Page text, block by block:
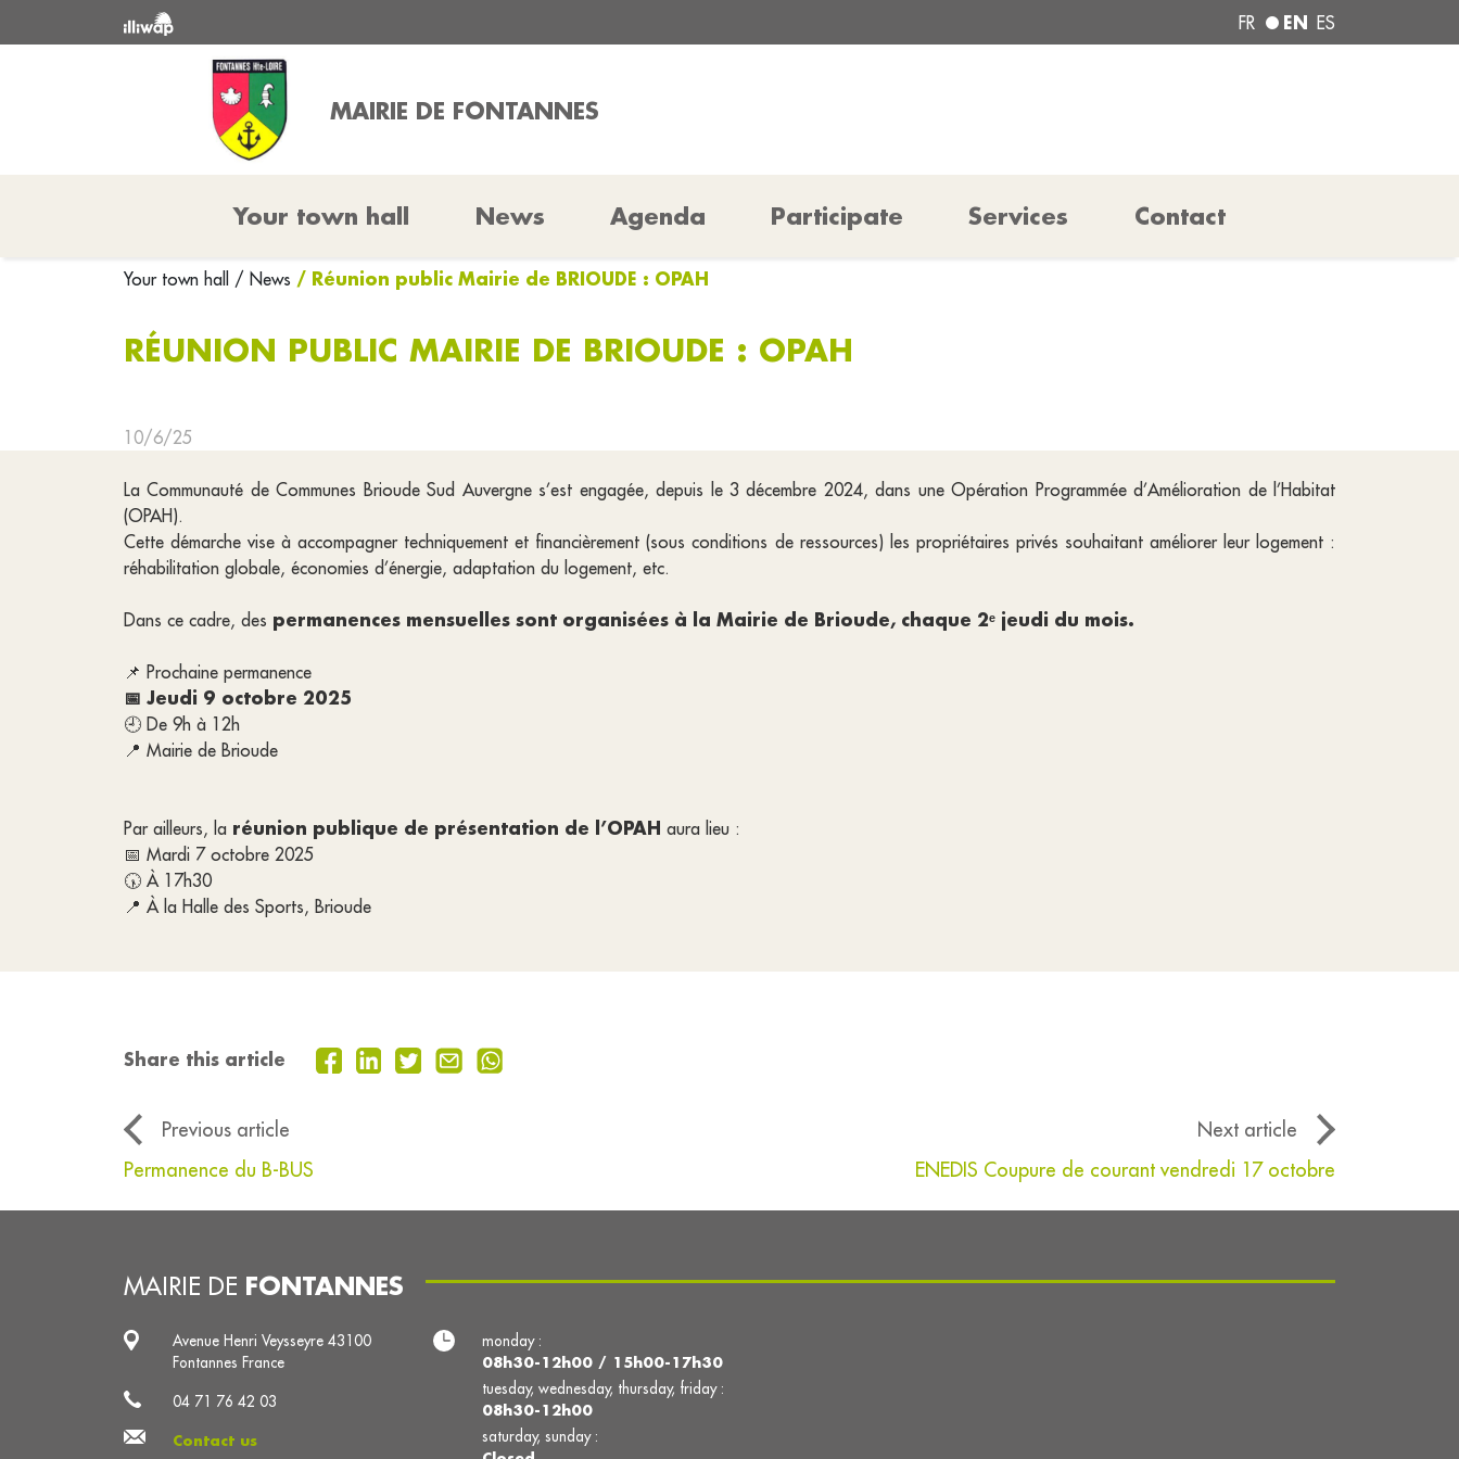
FR EN ES
MAIRIE DE FONTANNES
Your town hall News Agenda Participate Services Contact
Your town hall / News / Réunion public Mairie de BRIOUDE : OPAH
RÉUNION PUBLIC MAIRIE DE BRIOUDE : OPAH
10/6/25
La Communauté de Communes Brioude Sud Auvergne s’est engagée, depuis le 3 décembre 2024, dans une Opération Programmée d’Amélioration de l’Habitat
(OPAH).
Cette démarche vise à accompagner techniquement et financièrement (sous conditions de ressources) les propriétaires privés souhaitant améliorer leur logement :
réhabilitation globale, économies d’énergie, adaptation du logement, etc.
Dans ce cadre, des permanences mensuelles sont organisées à la Mairie de Brioude, chaque 2ᵉ jeudi du mois.
📌 Prochaine permanence
📅 Jeudi 9 octobre 2025
🕘 De 9h à 12h
📍 Mairie de Brioude
Par ailleurs, la réunion publique de présentation de l’OPAH aura lieu :
📅 Mardi 7 octobre 2025
🕠 À 17h30
📍 À la Halle des Sports, Brioude
Share this article
Previous article
Next article
Permanence du B-BUS
ENEDIS Coupure de courant vendredi 17 octobre
MAIRIE DE FONTANNES
Avenue Henri Veysseyre 43100
Fontannes France
04 71 76 42 03
Contact us
monday :
08h30-12h00 / 15h00-17h30
tuesday, wednesday, thursday, friday :
08h30-12h00
saturday, sunday :